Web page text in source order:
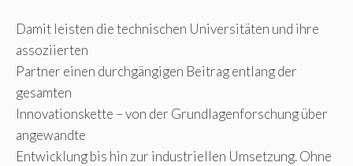
Damit leisten die technischen Universitäten und ihre
assoziierten
Partner einen durchgängigen Beitrag entlang der
gesamten
Innovationskette – von der Grundlagenforschung über
angewandte
Entwicklung bis hin zur industriellen Umsetzung. Ohne